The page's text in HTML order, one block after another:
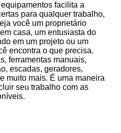
facilita a
para qualquer trabalho,
você um proprietário
casa, um entusiasta do
em um projeto ou um
encontra o que precisa.
ferramentas manuais,
escadas, geradores,
muito mais. É uma maneira
seu trabalho com as